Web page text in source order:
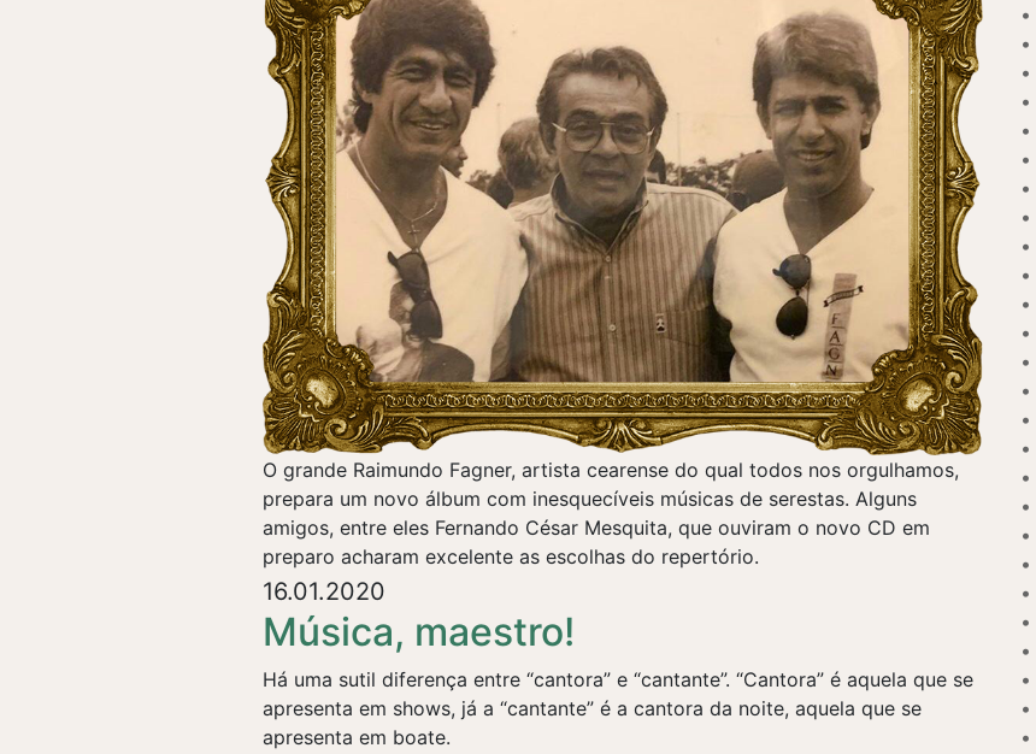
O grande Raimundo Fagner, artista cearense do qual todos nos orgulhamos,
prepara um novo álbum com inesquecíveis músicas de serestas. Alguns
amigos, entre eles Fernando César Mesquita, que ouviram o novo CD em
preparo acharam excelente as escolhas do repertório.
16.01.2020
Música, maestro!
Há uma sutil diferença entre “cantora” e “cantante”. “Cantora” é aquela que se
apresenta em shows, já a “cantante” é a cantora da noite, aquela que se
apresenta em boate.